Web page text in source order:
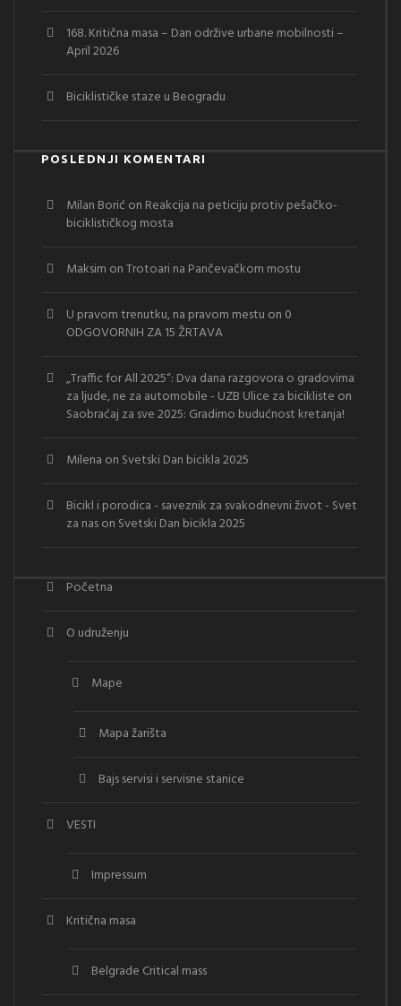
168. Kritična masa – Dan održive urbane mobilnosti –
April 2026
Biciklističke staze u Beogradu
POSLEDNJI KOMENTARI
Milan Borić on Reakcija na peticiju protiv pešačko-
biciklističkog mosta
Maksim onTrotoari na Pančevačkom mostu
U pravom trenutku, na pravom mestu on 0
ODGOVORNIH ZA 15 ŽRTAVA
„Traffic for All 2025“: Dva dana razgovora o gradovima
za ljude, ne za automobile - UZB Ulice za bicikliste on
Saobraćaj za sve 2025: Gradimo budućnost kretanja!
Milena on Svetski Dan bicikla 2025
Bicikl i porodica - saveznik za svakodnevni život - Svet
za nason Svetski Dan bicikla 2025
Početna
O udruženju
Mape
Mapa žarišta
Bajs servisi i servisne stanice
VESTI
Impressum
Kritična masa
Belgrade Critical mass